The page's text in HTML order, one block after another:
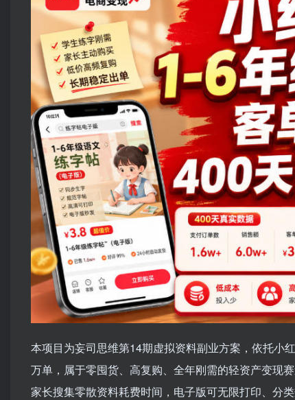
本项目为妄司思维第14期虚拟资料副业方案，依托小
万单，属于零囤货、高复购、全年刚需的轻资产变现
家长搜集零散资料耗费时间，电子版可无限打印、分